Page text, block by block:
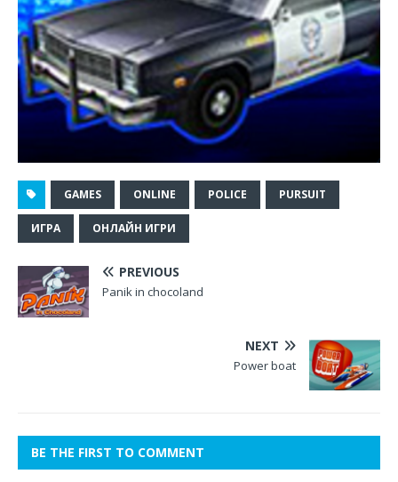
GAMES ONLINE POLICE PURSUIT
ИГРА ОНЛАЙН ИГРИ
PREVIOUS
Panik in chocoland
NEXT
Power boat
BE THE FIRST TO COMMENT